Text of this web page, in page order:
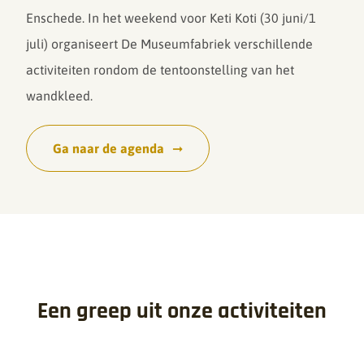
Enschede. In het weekend voor Keti Koti (30 juni/1
juli) organiseert De Museumfabriek verschillende
activiteiten rondom de tentoonstelling van het
wandkleed.
Ga naar de agenda
Een greep uit onze activiteiten